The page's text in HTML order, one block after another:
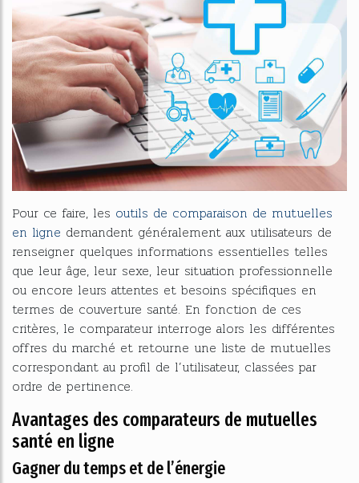
Pour ce faire, les outils de comparaison de mutuelles
en ligne demandent généralement aux utilisateurs de
renseigner quelques informations essentielles telles
que leur âge, leur sexe, leur situation professionnelle
ou encore leurs attentes et besoins spécifiques en
termes de couverture santé. En fonction de ces
critères, le comparateur interroge alors les différentes
offres du marché et retourne une liste de mutuelles
correspondant au profil de l’utilisateur, classées par
ordre de pertinence.
Avantages des comparateurs de mutuelles
santé en ligne
Gagner du temps et de l’énergie